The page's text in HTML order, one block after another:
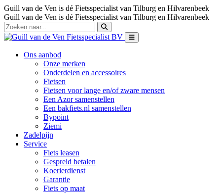
Guill van de Ven is dé Fietsspecialist van Tilburg en Hilvarenbeek
Guill van de Ven is dé Fietsspecialist van Tilburg en Hilvarenbeek
Ons aanbod
Onze merken
Onderdelen en accessoires
Fietsen
Fietsen voor lange en/of zware mensen
Een Azor samenstellen
Een bakfiets.nl samenstellen
Bypoint
Ziemi
Zadelpijn
Service
Fiets leasen
Gespreid betalen
Koerierdienst
Garantie
Fiets op maat